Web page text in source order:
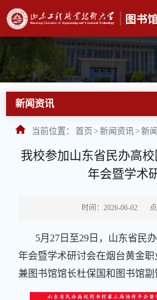
新闻资讯
当前位置： 首页 > 新闻资讯 > 新
我校参加山东省民办高
年会暨学术
时间：2026-06-02
5月27日至29日，山东省民
年会暨学术研讨会在烟台黄金
兼图书馆馆长杜保国和图书馆副